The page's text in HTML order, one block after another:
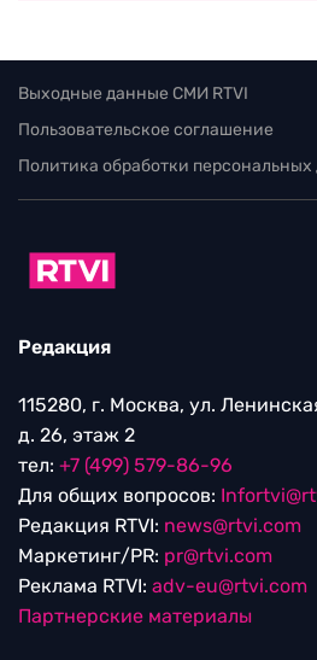
Выходные данные СМИ RTVI
Пользовательское соглашение
Политика обработки
Редакция
115280, г. Москва, ул.
д. 26, этаж 2
тел: +7 (499) 579-86-96
Для общих вопросов:
Редакция RTVI: news@rtvi.com
Маркетинг/PR: pr@rtvi.com
Реклама RTVI: adv-eu@rtvi.com
Партнерские материалы